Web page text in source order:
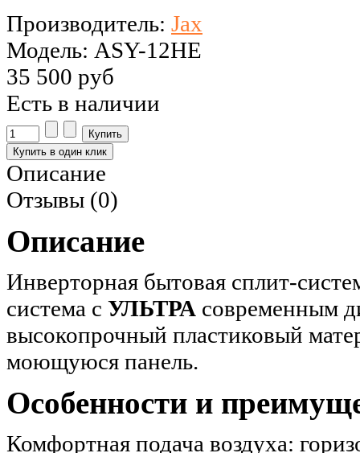
Производитель: Jax
Модель: ASY-12HE
35 500 руб
Есть в наличии
Описание
Отзывы (0)
Oписание
Инверторная бытовая сплит-
система с УЛЬТРА современным
высокопрочный пластиковый
моющуюся панель.
Особенности и
Комфортная подача воздуха: